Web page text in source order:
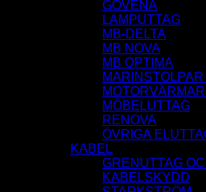
GOVENA
LAMPUTTAG
MB-DELTA
MB NOVA
MB OPTIMA
MÖBELUTTAG
RENOVA
ÖVRIGA
KABEL
GRENUTTAG
KABELSKYDD